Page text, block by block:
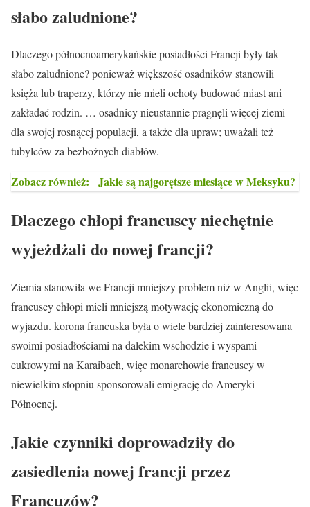
słabo zaludnione?
Dlaczego północnoamerykańskie posiadłości Francji były tak
słabo zaludnione? ponieważ większość osadników stanowili
księża lub traperzy, którzy nie mieli ochoty budować miast ani
zakładać rodzin. … osadnicy nieustannie pragnęli więcej ziemi
dla swojej rosnącej populacji, a także dla upraw; uważali też
tubylców za bezbożnych diabłów.
Zobacz również: Jakie są najgorętsze miesiące w Meksyku?
Dlaczego chłopi francuscy niechętnie
wyjeżdżali do nowej francji?
Ziemia stanowiła we Francji mniejszy problem niż w Anglii, więc
francuscy chłopi mieli mniejszą motywację ekonomiczną do
wyjazdu. korona francuska była o wiele bardziej zainteresowana
swoimi posiadłościami na dalekim wschodzie i wyspami
cukrowymi na Karaibach, więc monarchowie francuscy w
niewielkim stopniu sponsorowali emigrację do Ameryki
Północnej.
Jakie czynniki doprowadziły do
zasiedlenia nowej francji przez
Francuzów?